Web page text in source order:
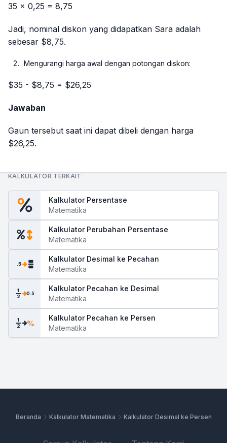
35 × 0,25 = 8,75
Jadi, nominal diskon yang didapatkan Sara adalah
sebesar $8,75.
Mengurangi harga awal dengan potongan diskon:
$35 - $8,75 = $26,25
Jawaban
Gaun tersebut saat ini dapat dibeli dengan harga
$26,25.
KALKULATOR TERKAIT
Kalkulator Persentase
Matematika
Kalkulator Perubahan Persentase
Matematika
.5
Kalkulator Desimal ke Pecahan
Matematika
1
2 0.5
Kalkulator Pecahan ke Desimal
Matematika
1
2 %
Kalkulator Pecahan ke Persen
Matematika
Beranda Kalkulator Matematika Kalkulator Desimal ke Persen